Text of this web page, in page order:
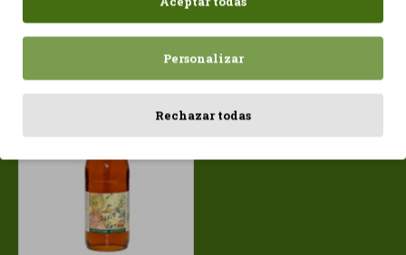
Vistos recientemente Más vistos
Personalizar
Rechazar todas